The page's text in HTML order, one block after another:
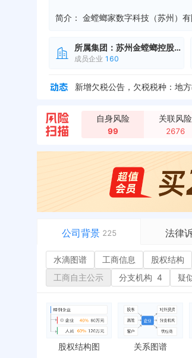
简介：
所属集团： 苏州金螳螂控股有限公司
成员企业 160
自身风险
99
关联风险
2676
公司背景 225 法律
水滴图谱
工商信息
股东信息
历史
主要人员 5
对外投资
控制企业 49
司法案件
立案信息
法院公告
裁判文书
送达公告
被执行人
水滴图谱 工商信息 股权结构
工商自主公示
分支机构 4 疑
股权结构图 关系图谱